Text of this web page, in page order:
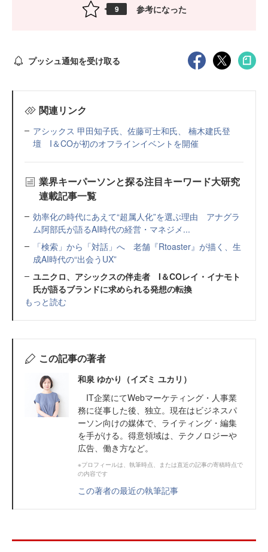
9 参考になった
プッシュ通知を受け取る
関連リンク
アシックス 甲田知子氏、佐藤可士和氏、 楠木建氏登
壇 I＆COが初のオフラインイベントを開催
業界キーパーソンと探る注目キーワード大研究
連載記事一覧
効率化の時代にあえて“超属人化”を選ぶ理由 アナグラ
ム阿部氏が語るAI時代の経営・マネジメ...
「検索」から「対話」へ 老舗『Rtoaster』が描く、生
成AI時代の“出会うUX”
ユニクロ、アシックスの伴走者 I＆COレイ・イナモト
氏が語るブランドに求められる発想の転換
もっと読む
この記事の著者
和泉 ゆかり（イズミ ユカリ）
IT企業にてWebマーケティング・人事業
務に従事した後、独立。現在はビジネスパ
ーソン向けの媒体で、ライティング・編集
を手がける。得意領域は、テクノロジーや
広告、働き方など。
※プロフィールは、執筆時点、または直近の記事の寄稿時点で
の内容です
この著者の最近の執筆記事